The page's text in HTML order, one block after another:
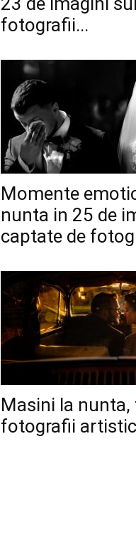
fotografii...
Momente
nunta in 25 de
captate de
Masini la nunta,
fotografii